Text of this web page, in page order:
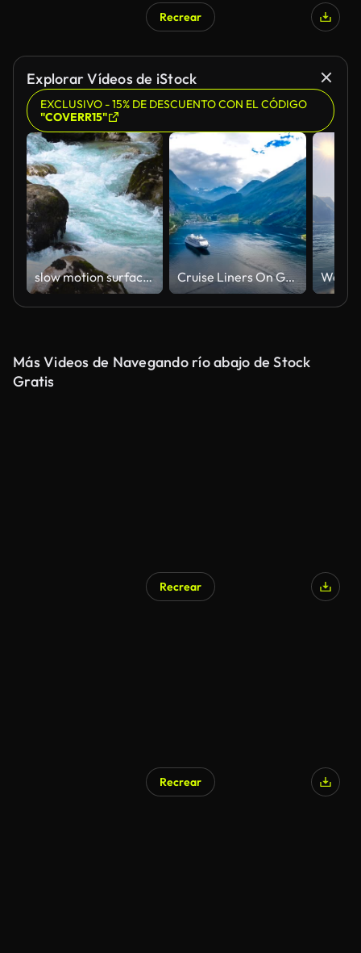
Recrear
Explorar Vídeos de iStock
EXCLUSIVO - 15% DE DESCUENTO CON EL CÓDIGO
"COVERR15"
slow motion surface water at the mountain river Cruise Liners On Geiranger fjord, Norway
Más Videos de Navegando río abajo de Stock
Gratis
Recrear
Recrear